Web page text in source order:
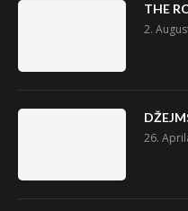
THE
2.
26.